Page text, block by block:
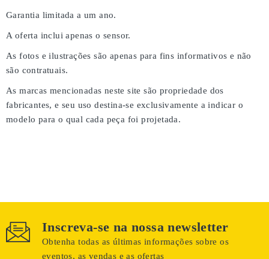
Garantia limitada a um ano.
A oferta inclui apenas o sensor.
As fotos e ilustrações são apenas para fins informativos e não
são contratuais.
As marcas mencionadas neste site são propriedade dos
fabricantes, e seu uso destina-se exclusivamente a indicar o
modelo para o qual cada peça foi projetada.
Inscreva-se na nossa newsletter
Obtenha todas as últimas informações sobre os
eventos, as vendas e as ofertas